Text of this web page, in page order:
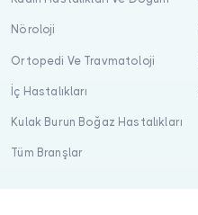
Nöroloji
Ortopedi Ve Travmatoloji
İç Hastalıkları
Kulak Burun Boğaz Hastalıkları
Tüm Branşlar